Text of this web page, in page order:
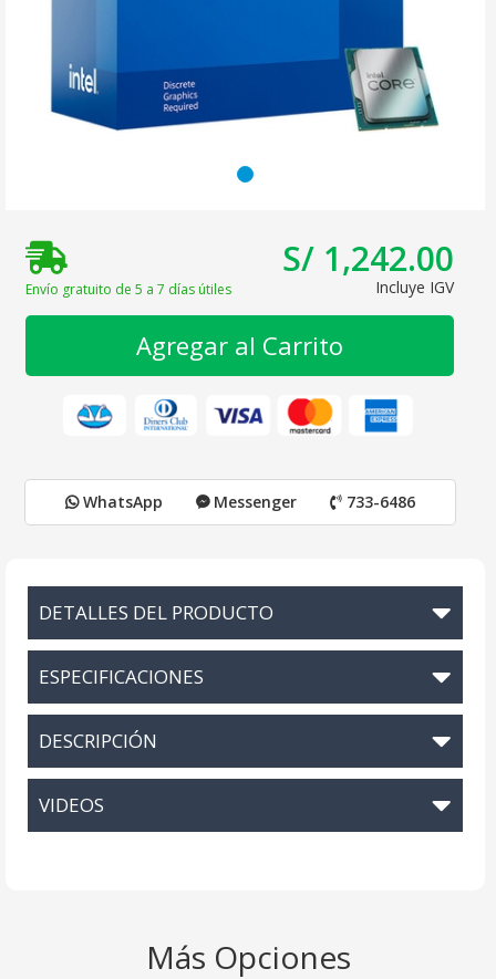
Envío gratuito de 5 a 7 días útiles
S/ 1,242.00
Incluye IGV
Agregar al Carrito
WhatsApp Messenger 733-6486
DETALLES DEL PRODUCTO
ESPECIFICACIONES
DESCRIPCIÓN
VIDEOS
Más Opciones